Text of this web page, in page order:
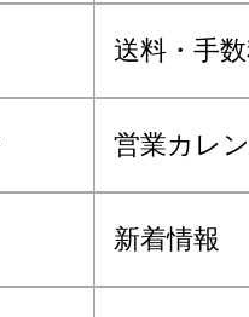
送料・手
営業カレ
新着情報